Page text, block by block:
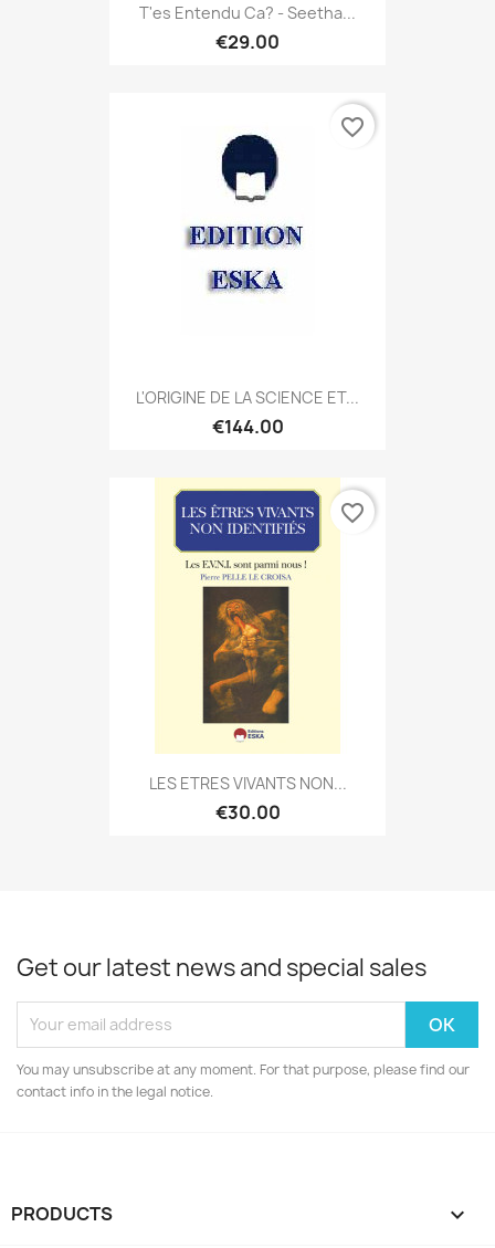
T'es Entendu Ca? - Seetha...
€29.00
L'ORIGINE DE LA SCIENCE ET...
€144.00
favorite_border
LES ETRES VIVANTS NON...
€30.00
favorite_border
Get our latest news and special sales
You may unsubscribe at any moment. For that purpose, please find our
contact info in the legal notice.
PRODUCTS 